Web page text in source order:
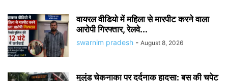
वायरल वीडियो में महिला से मारपीट करने वाला
आरोपी गिरफ्तार, रेलवे...
swarnim pradesh - August 8, 2026
मुलुंड चेकनाका पर दर्दनाक हादसा: बस की चपेट